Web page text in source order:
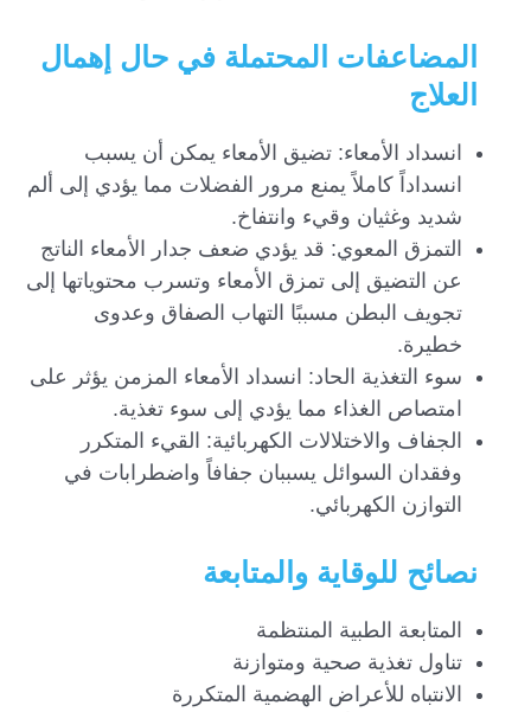
المضاعفات المحتملة في حال إهمال
العلاج
انسداد الأمعاء: تضيق الأمعاء يمكن أن يسبب
انسداداً كاملاً يمنع مرور الفضلات مما يؤدي إلى ألم
شديد وغثيان وقيء وانتفاخ.
التمزق المعوي: قد يؤدي ضعف جدار الأمعاء الناتج
عن التضيق إلى تمزق الأمعاء وتسرب محتوياتها إلى
تجويف البطن مسببًا التهاب الصفاق وعدوى
خطيرة.
سوء التغذية الحاد: انسداد الأمعاء المزمن يؤثر على
امتصاص الغذاء مما يؤدي إلى سوء تغذية.
الجفاف والاختلالات الكهربائية: القيء المتكرر
وفقدان السوائل يسببان جفافاً واضطرابات في
التوازن الكهربائي.
نصائح للوقاية والمتابعة
المتابعة الطبية المنتظمة
تناول تغذية صحية ومتوازنة
الانتباه للأعراض الهضمية المتكررة